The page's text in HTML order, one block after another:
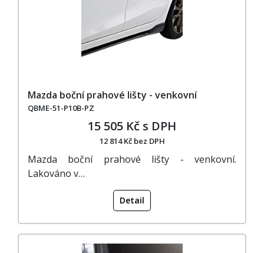
Mazda boční prahové lišty - venkovní
QBME-51-P10B-PZ
15 505 Kč s DPH
12 814 Kč bez DPH
Mazda boční prahové lišty - venkovní.
Lakováno v…
Detail